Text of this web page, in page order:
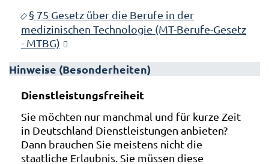
§ 75 Gesetz über die Berufe in der
medizinischen Technologie (MT-Berufe-Gesetz
- MTBG)
Hinweise (Besonderheiten)
Dienstleistungsfreiheit
Sie möchten nur manchmal und für kurze Zeit
in Deutschland Dienstleistungen anbieten?
Dann brauchen Sie meistens nicht die
staatliche Erlaubnis. Sie müssen diese